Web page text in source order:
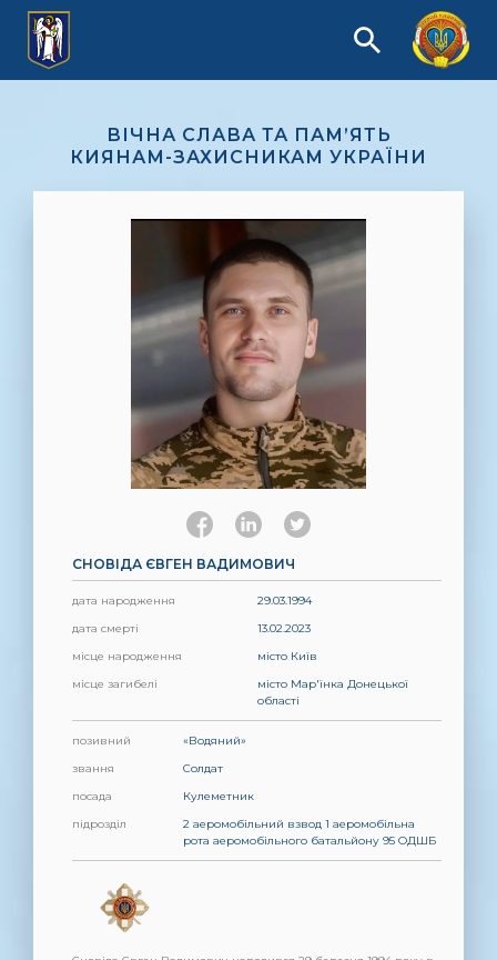
ВІЧНА СЛАВА ТА ПАМ’ЯТЬ
КИЯНАМ-ЗАХИСНИКАМ УКРАЇНИ
СНОВІДА ЄВГЕН ВАДИМОВИЧ
дата народження
29.03.1994
дата смерті
13.02.2023
місце народження
місто Київ
місце загибелі
місто Мар'їнка Донецької
області
позивний
«Водяний»
звання
Солдат
посада
Кулеметник
підрозділ
2 аеромобільний взвод 1 аеромобільна
рота аеромобільного батальйону 95 ОДШБ